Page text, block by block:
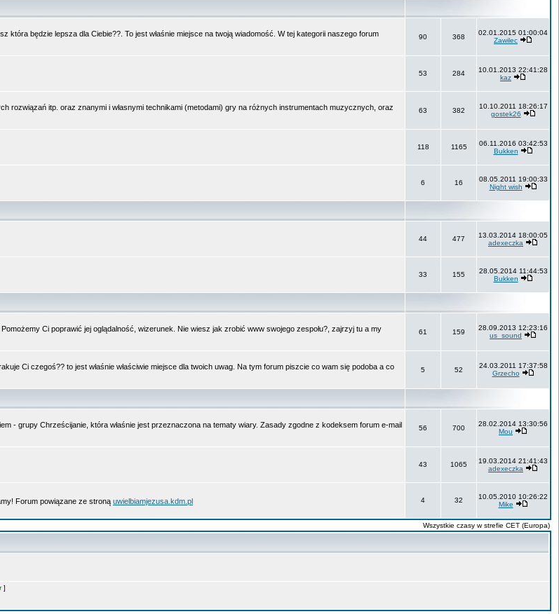
która będzie lepsza dla Ciebie??. To jest właśnie miejsce na twoją wiadomość. W tej kategorii naszego forum
90 368
02.01.2015 01:00:04
Zawilec
53 284
10.01.2013 22:41:28
kaz
rozwiązań itp. oraz znanymi i własnymi technikami (metodami) gry na różnych instrumentach muzycznych, oraz
63 382
10.10.2011 18:26:17
gostek26
118 1165
06.11.2016 03:42:53
Bukken
6 16
08.05.2011 19:00:33
Night wish
44 477
13.03.2014 18:00:05
adexeczka
33 155
28.05.2014 11:44:53
Bukken
Ci poprawić jej oglądalność, wizerunek. Nie wiesz jak zrobić www swojego zespołu?, zajrzyj tu a my
61 159
28.09.2013 12:23:16
us_sound
Ci czegoś?? to jest właśnie właściwie miejsce dla twoich uwag. Na tym forum piszcie co wam się podoba a co
5 52
24.03.2011 17:37:58
Grzecho
- grupy Chrześcijanie, która właśnie jest przeznaczona na tematy wiary. Zasady zgodne z kodeksem forum e-mail
56 700
28.02.2014 13:30:56
Mou
43 1065
19.03.2014 21:41:43
adexeczka
Forum powiązane ze stroną uwielbiamjezusa.kdm.pl 4 32
10.05.2010 10:26:22
Mike
Wszystkie czasy w strefie CET (Europa)
]